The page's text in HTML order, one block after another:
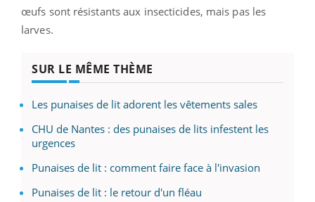
œufs sont résistants aux insecticides, mais pas les
larves.
SUR LE MÊME THÈME
Les punaises de lit adorent les vêtements sales
CHU de Nantes : des punaises de lits infestent les
urgences
Punaises de lit : comment faire face à l'invasion
Punaises de lit : le retour d'un fléau